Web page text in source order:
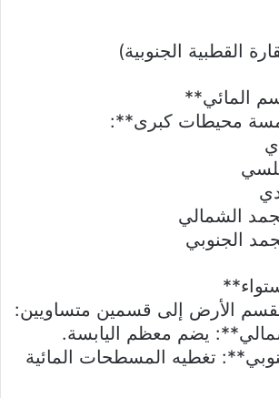
المائي**
محيطات كبرى**:
الأرض إلى قسمين متساويين:
يضم معظم اليابسة.
تغطيه المسطحات المائية